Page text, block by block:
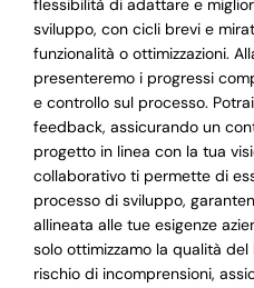
flessibilità di adattare e
sviluppo, con cicli brevi e
funzionalità o ottimizzazioni.
presenteremo i progressi
e controllo sul processo.
feedback, assicurando un
progetto in linea con la tua
collaborativo ti permette di
processo di sviluppo,
allineata alle tue esigenze
solo ottimizzamo la qualità
rischio di incomprensioni,